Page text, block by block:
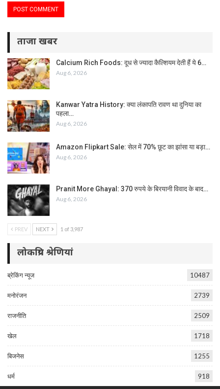
ताजा खबर
Calcium Rich Foods: दूध से ज्यादा कैल्शियम देती हैं ये 6…
Aug 6, 2026
Kanwar Yatra History: क्या लंकापति रावण था दुनिया का
पहला…
Aug 6, 2026
Amazon Flipkart Sale: सेल में 70% छूट का झांसा या बड़ा…
Aug 6, 2026
Pranit More Ghayal: 370 रुपये के बिरयानी विवाद के बाद…
Aug 6, 2026
PREV NEXT 1 of 3,987
लोकप्रिय श्रेणियां
ब्रेकिंग न्यूज 10487
मनोरंजन 2739
राजनीति 2509
खेल 1718
बिजनेस 1255
धर्म 918